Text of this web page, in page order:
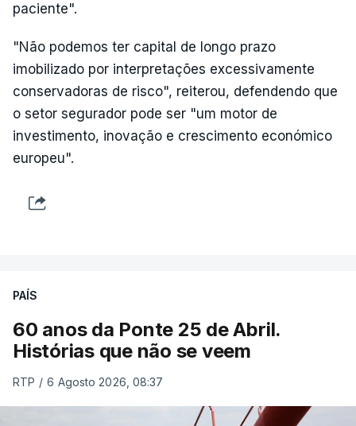
paciente".
"Não podemos ter capital de longo prazo
imobilizado por interpretações excessivamente
conservadoras de risco", reiterou, defendendo que
o setor segurador pode ser "um motor de
investimento, inovação e crescimento económico
europeu".
PAÍS
60 anos da Ponte 25 de Abril.
Histórias que não se veem
RTP / 6 Agosto 2026, 08:37